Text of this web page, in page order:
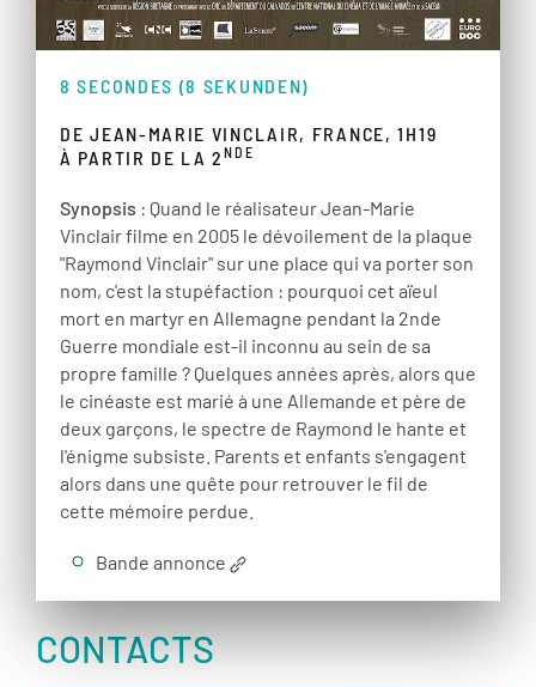
8 SECONDES (8 SEKUNDEN)
DE JEAN-MARIE VINCLAIR, FRANCE, 1H19
À PARTIR DE LA 2NDE
Synopsis : Quand le réalisateur Jean-Marie
Vinclair filme en 2005 le dévoilement de la plaque
"Raymond Vinclair" sur une place qui va porter son
nom, c'est la stupéfaction : pourquoi cet aïeul
mort en martyr en Allemagne pendant la 2nde
Guerre mondiale est-il inconnu au sein de sa
propre famille ? Quelques années après, alors que
le cinéaste est marié à une Allemande et père de
deux garçons, le spectre de Raymond le hante et
l'énigme subsiste. Parents et enfants s'engagent
alors dans une quête pour retrouver le fil de
cette mémoire perdue.
Bande annonce
CONTACTS